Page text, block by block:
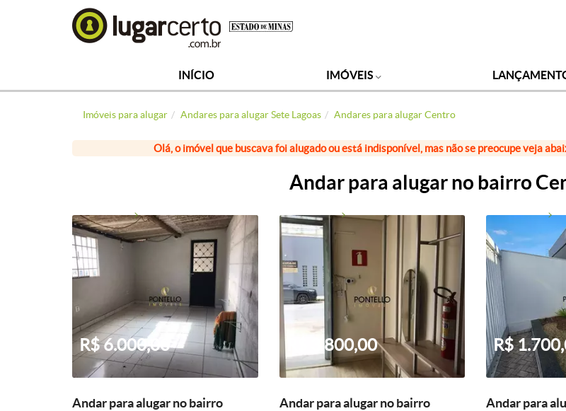
INÍCIO IMÓVEIS
Imóveis para alugar Andares para alugar Sete Lagoas Andares para alugar Centro
Olá, o imóvel que buscava foi alugado ou está indisponível, mas não se preocupe veja
Andar para alugar no bairro
R$ 6.000,00
Andar para alugar no bairro
R$ 3.800,00
Andar para alugar no bairro
R$
Andar para